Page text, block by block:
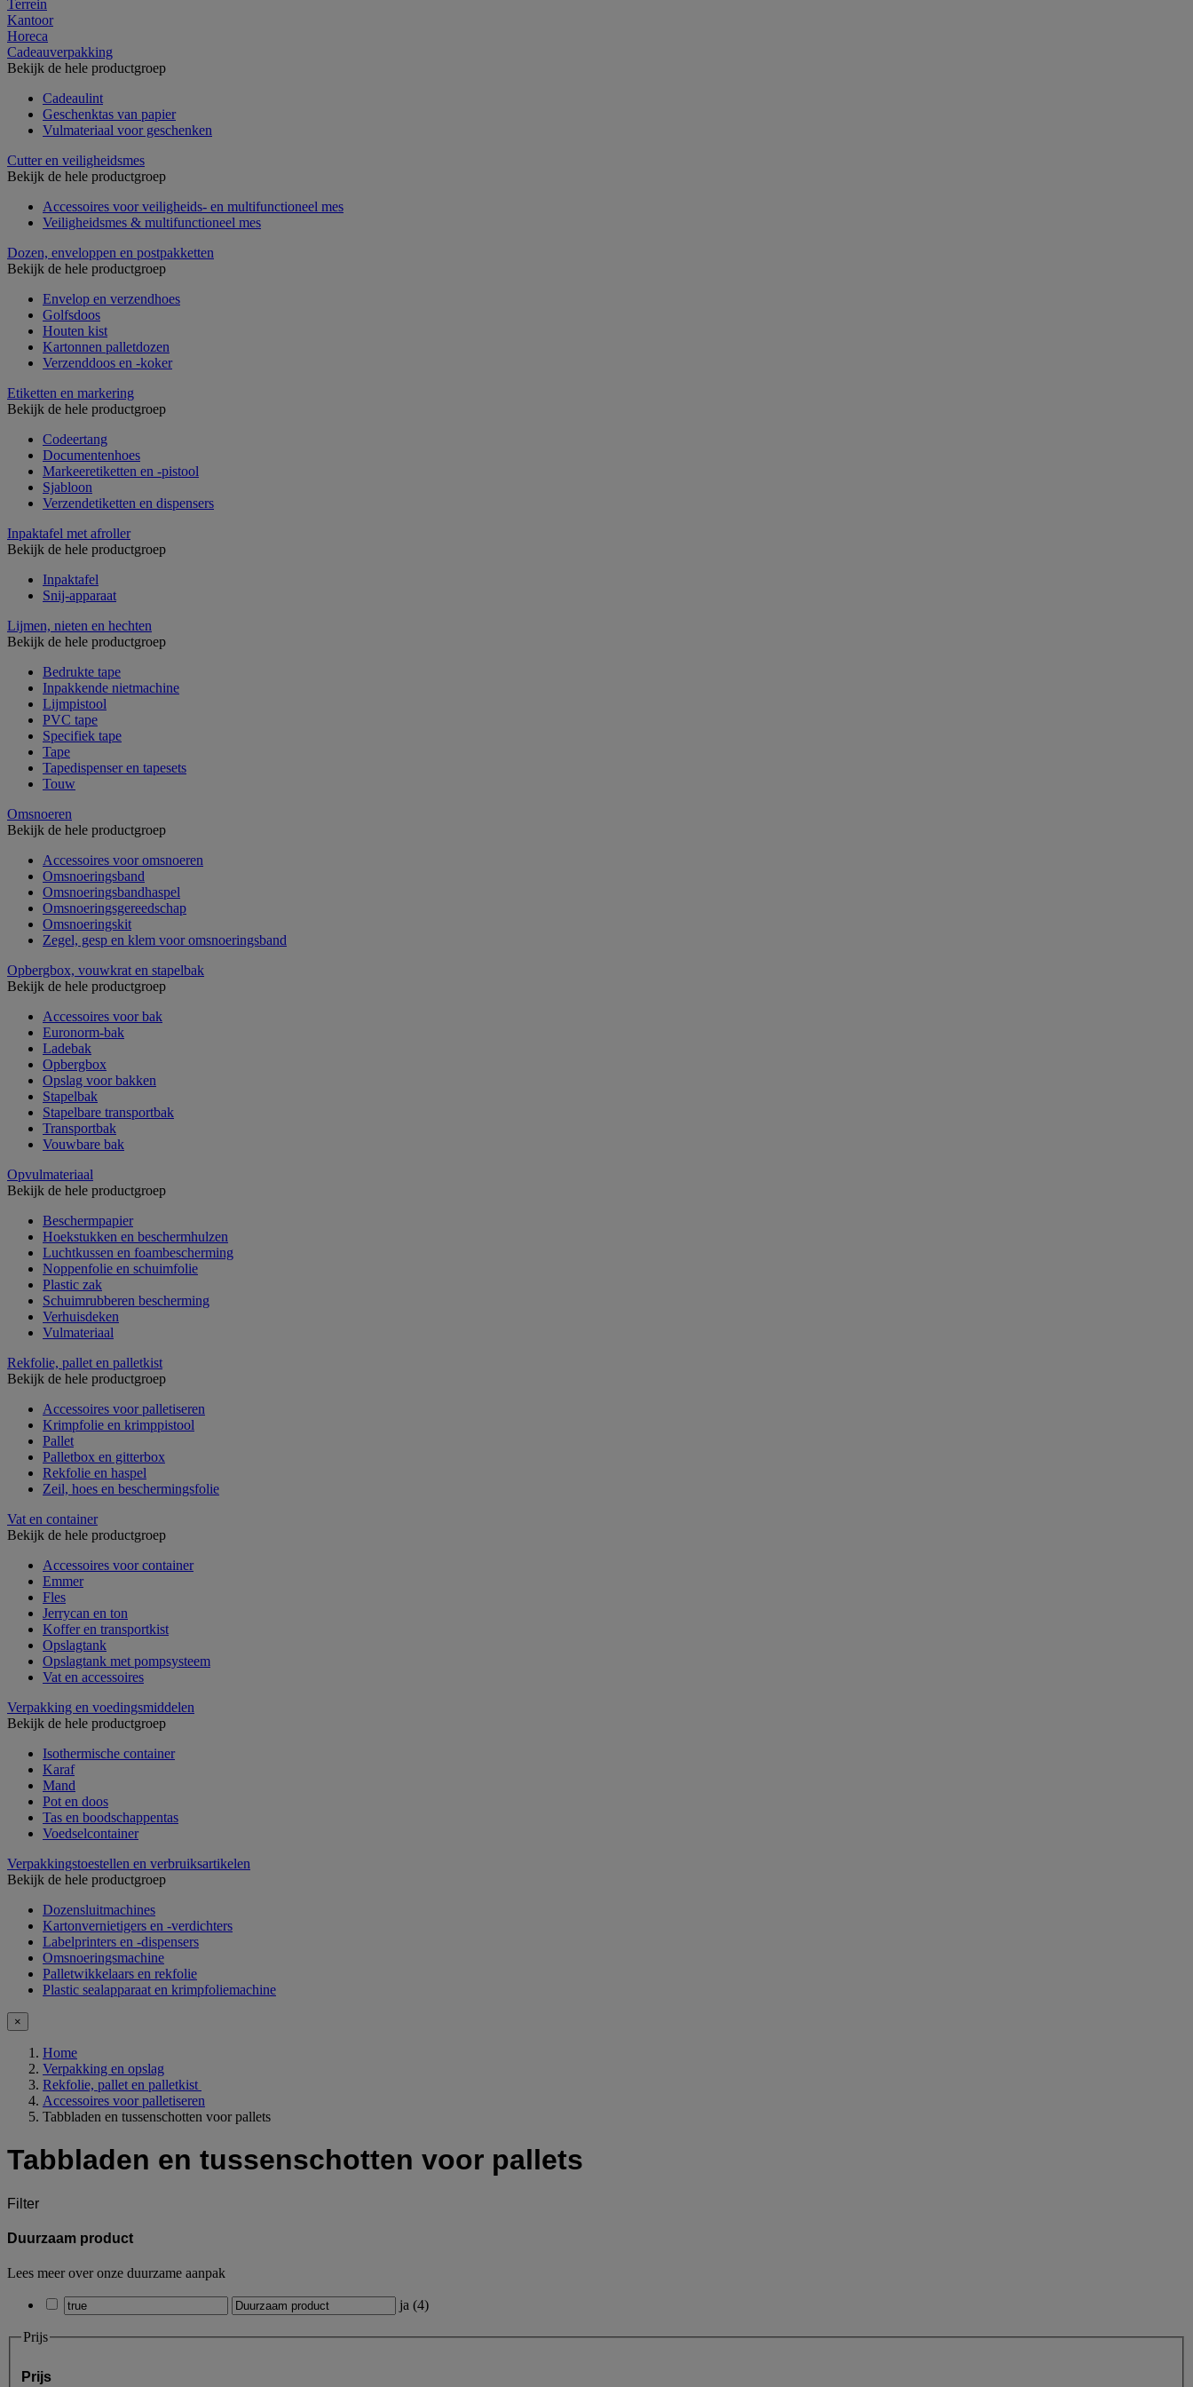
Terrein
Kantoor
Horeca
Cadeauverpakking
Bekijk de hele productgroep
Cadeaulint
Geschenktas van papier
Vulmateriaal voor geschenken
Cutter en veiligheidsmes
Bekijk de hele productgroep
Accessoires voor veiligheids- en multifunctioneel mes
Veiligheidsmes & multifunctioneel mes
Dozen, enveloppen en postpakketten
Bekijk de hele productgroep
Envelop en verzendhoes
Golfsdoos
Houten kist
Kartonnen palletdozen
Verzenddoos en -koker
Etiketten en markering
Bekijk de hele productgroep
Codeertang
Documentenhoes
Markeeretiketten en -pistool
Sjabloon
Verzendetiketten en dispensers
Inpaktafel met afroller
Bekijk de hele productgroep
Inpaktafel
Snij-apparaat
Lijmen, nieten en hechten
Bekijk de hele productgroep
Bedrukte tape
Inpakkende nietmachine
Lijmpistool
PVC tape
Specifiek tape
Tape
Tapedispenser en tapesets
Touw
Omsnoeren
Bekijk de hele productgroep
Accessoires voor omsnoeren
Omsnoeringsband
Omsnoeringsbandhaspel
Omsnoeringsgereedschap
Omsnoeringskit
Zegel, gesp en klem voor omsnoeringsband
Opbergbox, vouwkrat en stapelbak
Bekijk de hele productgroep
Accessoires voor bak
Euronorm-bak
Ladebak
Opbergbox
Opslag voor bakken
Stapelbak
Stapelbare transportbak
Transportbak
Vouwbare bak
Opvulmateriaal
Bekijk de hele productgroep
Beschermpapier
Hoekstukken en beschermhulzen
Luchtkussen en foambescherming
Noppenfolie en schuimfolie
Plastic zak
Schuimrubberen bescherming
Verhuisdeken
Vulmateriaal
Rekfolie, pallet en palletkist
Bekijk de hele productgroep
Accessoires voor palletiseren
Krimpfolie en krimppistool
Pallet
Palletbox en gitterbox
Rekfolie en haspel
Zeil, hoes en beschermingsfolie
Vat en container
Bekijk de hele productgroep
Accessoires voor container
Emmer
Fles
Jerrycan en ton
Koffer en transportkist
Opslagtank
Opslagtank met pompsysteem
Vat en accessoires
Verpakking en voedingsmiddelen
Bekijk de hele productgroep
Isothermische container
Karaf
Mand
Pot en doos
Tas en boodschappentas
Voedselcontainer
Verpakkingstoestellen en verbruiksartikelen
Bekijk de hele productgroep
Dozensluitmachines
Kartonvernietigers en -verdichters
Labelprinters en -dispensers
Omsnoeringsmachine
Palletwikkelaars en rekfolie
Plastic sealapparaat en krimpfoliemachine
×
Home
Verpakking en opslag
Rekfolie, pallet en palletkist
Accessoires voor palletiseren
Tabbladen en tussenschotten voor pallets
Tabbladen en tussenschotten voor pallets
Filter
Duurzaam product
Lees meer over onze duurzame aanpak
ja (4)
Prijs
Prijs